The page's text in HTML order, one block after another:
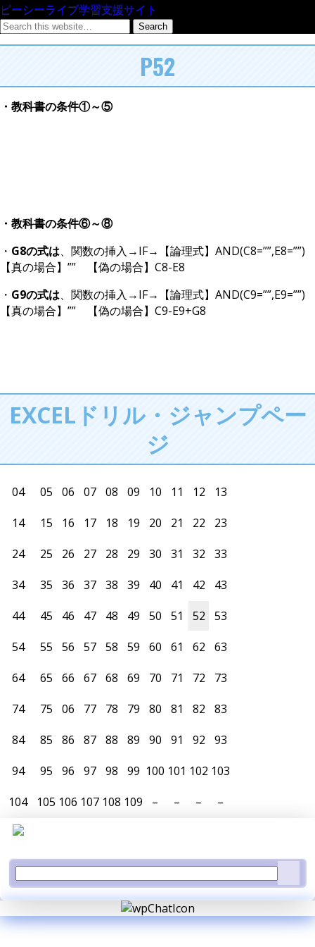
ピーシーライブ学習支援サイト
P52
・教科書の条件①～⑤
・教科書の条件⑥～⑧
・ G8の式は、関数の挿入→IF→【論理式】AND(C8=””,E8=””)
【真の場合】”” 【偽の場合】C8-E8
・ G9の式は、関数の挿入→IF→【論理式】AND(C9=””,E9=””)
【真の場合】”” 【偽の場合】C9-E9+G8
EXCELドリル・ジャンプペー
ジ
04 05 06 07 08 09 10 11 12
13
14
15 16 17 18 19 20 21 22
23
24
25 26 27 28 29 30 31 32
33
34
35 36 37 38 39 40 41 42
43
44
45 46 47 48 49 50 51 52
53
54
55 56 57 58 59 60 61 62
63
64
65 66 67 68 69 70 71 72
73
74
75 06 77 78 79 80 81 82
83
84
85 86 87 88 89 90 91 92
93
94
95 96 97 98 99 100 101 102 103
104
105 106 107 108 109 – – – –